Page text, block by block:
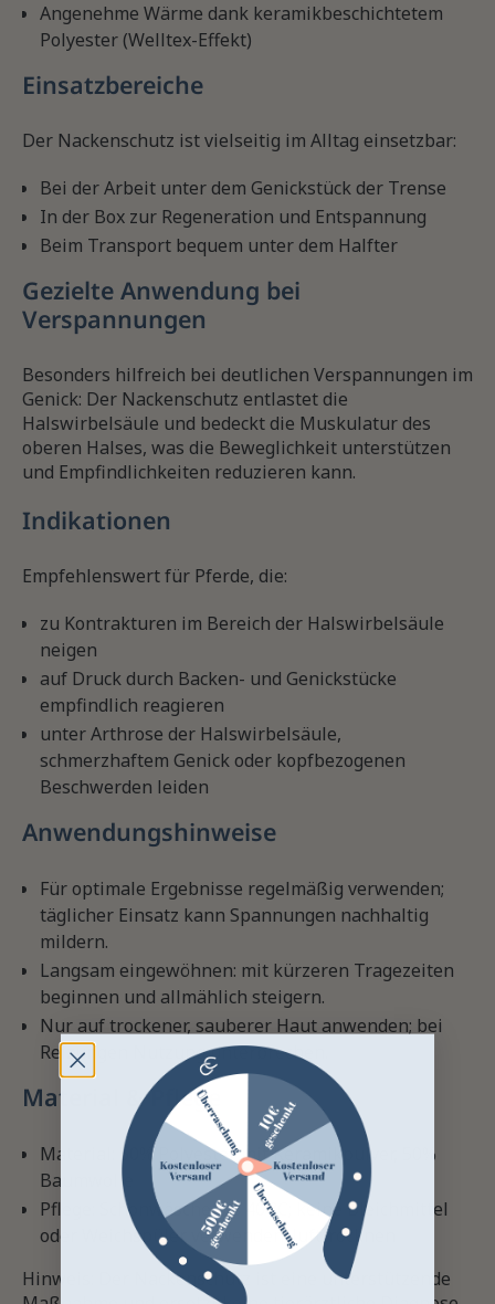
Angenehme Wärme dank keramikbeschichtetem
Polyester (Welltex-Effekt)
Einsatzbereiche
Der Nackenschutz ist vielseitig im Alltag einsetzbar:
Bei der Arbeit unter dem Genickstück der Trense
In der Box zur Regeneration und Entspannung
Beim Transport bequem unter dem Halfter
Gezielte Anwendung bei
Verspannungen
Besonders hilfreich bei deutlichen Verspannungen im
Genick: Der Nackenschutz entlastet die
Halswirbelsäule und bedeckt die Muskulatur des
oberen Halses, was die Beweglichkeit unterstützen
und Empfindlichkeiten reduzieren kann.
Indikationen
Empfehlenswert für Pferde, die:
zu Kontrakturen im Bereich der Halswirbelsäule
neigen
auf Druck durch Backen- und Genickstücke
empfindlich reagieren
unter Arthrose der Halswirbelsäule,
schmerzhaftem Genick oder kopfbezogenen
Beschwerden leiden
Anwendungshinweise
Für optimale Ergebnisse regelmäßig verwenden;
täglicher Einsatz kann Spannungen nachhaltig
mildern.
Langsam eingewöhnen: mit kürzeren Tragezeiten
beginnen und allmählich steigern.
Nur auf trockener, sauberer Haut anwenden; bei
Reizungen Nutzung unterbrechen.
Material & Pflege
Material: 50% Polyester mit Keramikpulver, 50%
Baumwolle
Pflege: Schonwäsche bis 40 °C; keine Bleichmittel
oder Weichspüler verwenden; lufttrocknen
Hinweis: Der Nackenschutz ist eine unterstützende